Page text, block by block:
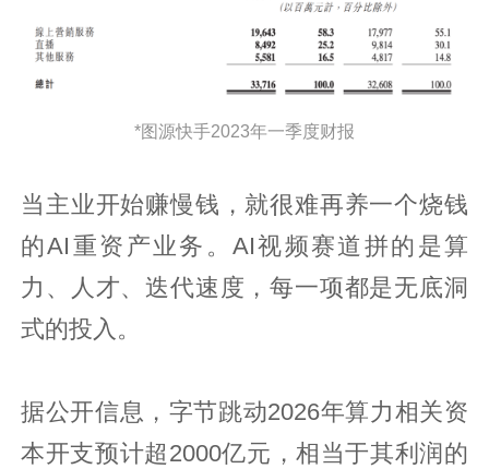
*图源快手2023年一季度财报
当主业开始赚慢钱，就很难再养一个烧钱
的AI重资产业务。AI视频赛道拼的是算
力、人才、迭代速度，每一项都是无底洞
式的投入。
据公开信息，字节跳动2026年算力相关资
本开支预计超2000亿元，相当于其利润的